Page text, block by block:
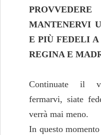
MANTENERVI
E PIÙ FEDELI
REGINA E
Continuate il
fermarvi, siate
verrà mai meno.
In questo